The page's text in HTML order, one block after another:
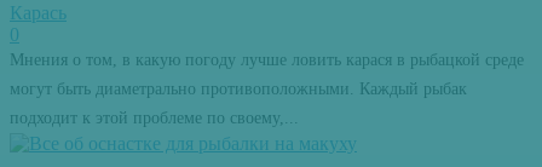
Карась
0
Мнения о том, в какую погоду лучше ловить карася в рыбацкой среде
могут быть диаметрально противоположными. Каждый рыбак
подходит к этой проблеме по своему,...